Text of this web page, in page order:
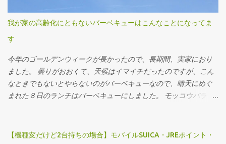
我が家の高齢化にともないバーベキューはこんなことになってま
す
今年のゴールデンウィークが長かったので、長期間、実家におり
ました。 曇りがおおくて、天候はイマイチだったのですが、こん
なときでもないとやらないのがバーベキューなので、晴天にめぐ
まれた８日のランチはバーベキューにしました。 モッコウバラ 最
【機種変だけど2台持ちの場合】モバイルSUICA・JREポイント・